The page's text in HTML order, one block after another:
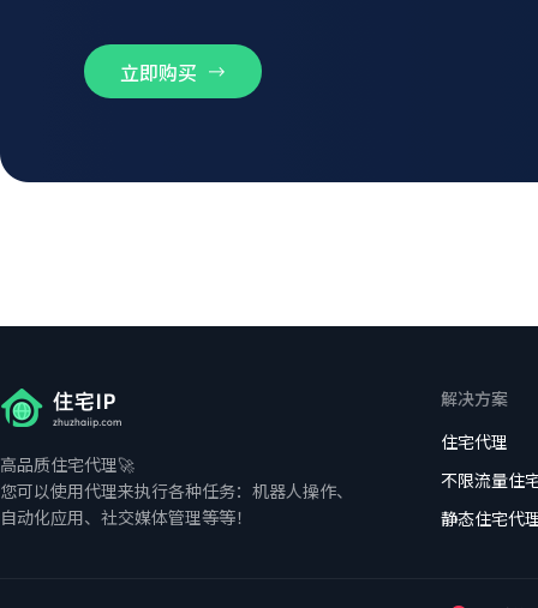
立即购买
高品质住宅代理🚀
您可以使用代理来执行各种任务：机器人操作、
自动化应用、社交媒体管理等等！
解决方案
住宅代理
不限流量住
静态住宅代